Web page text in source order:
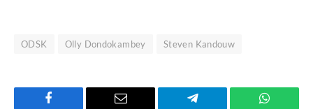
ODSK Olly Dondokambey Steven Kandouw